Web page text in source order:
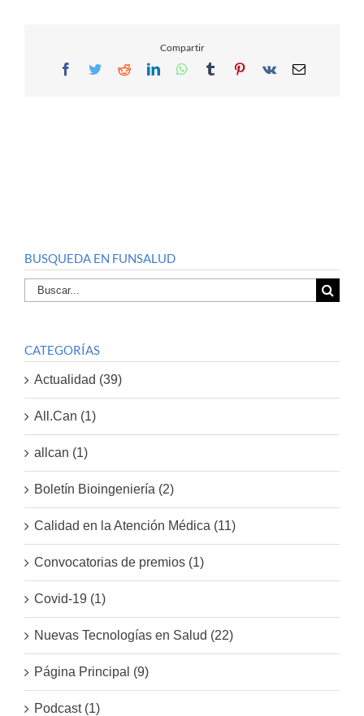
Compartir
Facebook
TwitterRedditLinkedInWhatsApp
TumblrPinterest
Vk Email
BUSQUEDA EN FUNSALUD
Buscar
por:
CATEGORÍAS
Actualidad (39)
All.Can (1)
allcan (1)
Boletín Bioingeniería (2)
Calidad en la Atención Médica (11)
Convocatorias de premios (1)
Covid-19 (1)
Nuevas Tecnologías en Salud (22)
Página Principal (9)
Podcast (1)